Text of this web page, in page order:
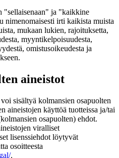
"sellaisenaan" ja "kaikkine
nimenomaisesti irti kaikista muista
mukaan lukien, rajoituksetta,
myyntikelpoisuudesta,
omistusoikeudesta ja
aineistot
sisältyä kolmansien osapuolten
aineistojen käyttöä tuotteissa ja/tai
osapuolten) ehdot.
viralliset
lisenssiehdot löytyvät
osoitteesta
.